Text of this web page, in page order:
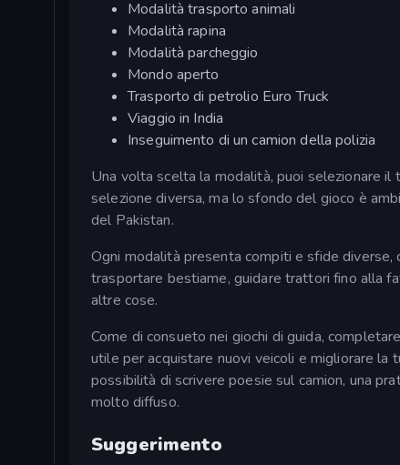
Modalità trasporto animali
Modalità rapina
Modalità parcheggio
Mondo aperto
Trasporto di petrolio Euro Truck
Viaggio in India
Inseguimento di un camion della polizia
Una volta scelta la modalità, puoi selezionare il
selezione diversa, ma lo sfondo del gioco è
del Pakistan.
Ogni modalità presenta compiti e sfide
trasportare bestiame, guidare trattori fino alla
altre cose.
Come di consueto nei giochi di guida,
utile per acquistare nuovi veicoli e migliorare la
possibilità di scrivere poesie sul camion, una
molto diffuso.
Suggerimento